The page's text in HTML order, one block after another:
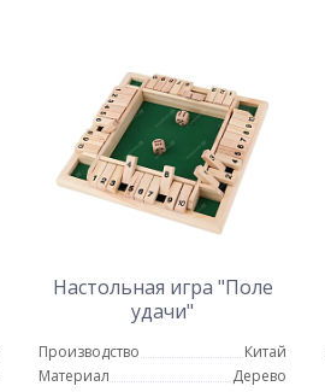
Настольная игра "Поле
удачи"
Производство
Китай
Материал
Дерево